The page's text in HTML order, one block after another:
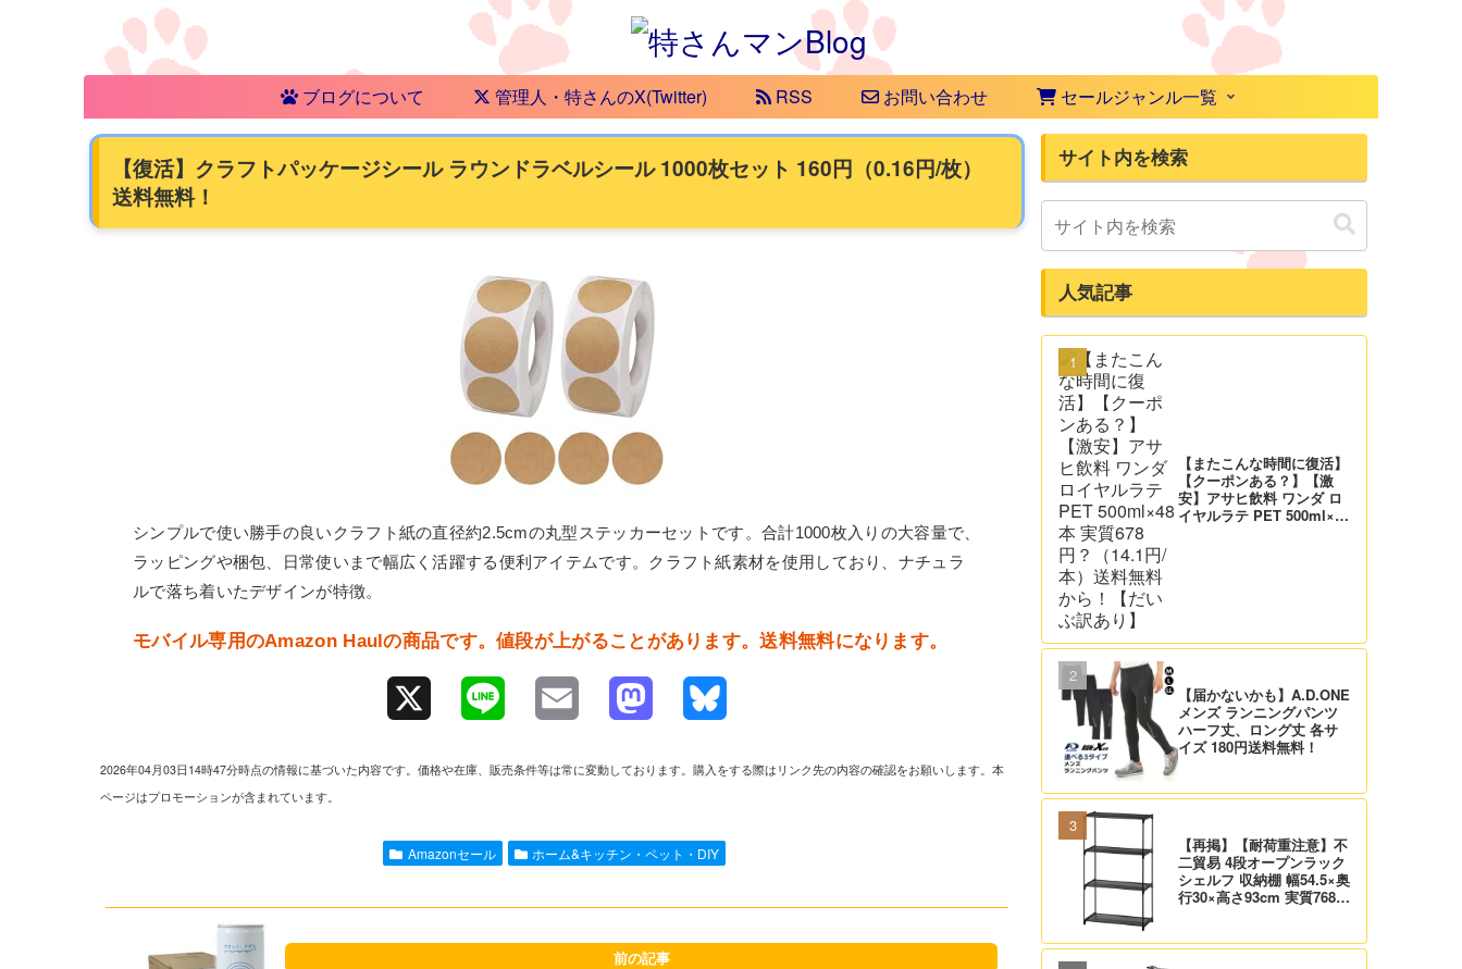
ブログについて 管理人・特さんのX(Twitter) RSS お問い合わせ セールジャンル一覧
【復活】クラフトパッケージシール ラウンドラベルシール 1000枚セット 160円（0.16円/枚）
送料無料！
シンプルで使い勝手の良いクラフト紙の直径約2.5cmの丸型ステッカーセットです。合計1000枚入りの大容量で、
ラッピングや梱包、日常使いまで幅広く活躍する便利アイテムです。クラフト紙素材を使用しており、ナチュラ
ルで落ち着いたデザインが特徴。
モバイル専用のAmazon Haulの商品です。値段が上がることがあります。送料無料になります。
l o
o
2026年04月03日14時47分時点の情報に基づいた内容です。価格や在庫、販売条件等は常に変動しております。購入をする際はリンク先の内容の確認をお願いします。本
ページはプロモーションが含まれています。
Amazonセール ホーム&キッチン・ペット・DIY
サイト内を検索
人気記事
【またこんな時間に復活】
【クーポンある？】【激
安】アサヒ飲料 ワンダ ロ
イヤルラテ PET 500ml×48
【届かないかも】A.D.ONE
メンズ ランニングパンツ
ハーフ丈、ロング丈 各サ
イズ 180円送料無料！
【再掲】【耐荷重注意】不
二貿易 4段オープンラック
シェルフ 収納棚 幅54.5×奥
行30×高さ93cm 実質768